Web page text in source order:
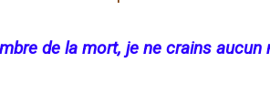
de la mort, je ne crains